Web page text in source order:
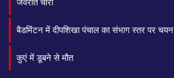
जेवरात चोरी
बैडमिंटन में दीपशिखा पंचाल का संभाग स्तर पर चयन
कुएं में डूबने से मौत